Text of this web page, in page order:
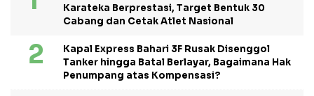
Karateka Berprestasi, Target Bentuk 30
Cabang dan Cetak Atlet Nasional
Kapal Express Bahari 3F Rusak Disenggol
Tanker hingga Batal Berlayar, Bagaimana Hak
Penumpang atas Kompensasi?